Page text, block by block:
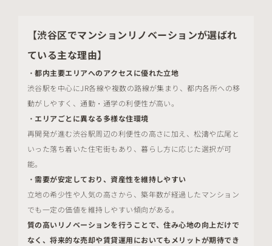
【渋谷区でマンションリノベーションが選ばれ
ている主な理由】
・都内主要エリアへのアクセスに優れた立地
渋谷駅を中心にJR各線や複数の路線が集まり、都内各所への移
動がしやすく、通勤・通学の利便性が高い。
・エリアごとに異なる多様な住環境
再開発が進む渋谷駅周辺の利便性の高さに加え、松濤や広尾と
いった落ち着いた住宅街もあり、暮らし方に応じた選択が可
能。
・需要が安定しており、資産性を維持しやすい
立地の希少性や人気の高さから、築年数が経過したマンション
でも一定の価値を維持しやすい傾向がある。
質の高いリノベーションを行うことで、住み心地の向上だけで
なく、将来的な売却や賃貸運用においてもメリットが期待でき